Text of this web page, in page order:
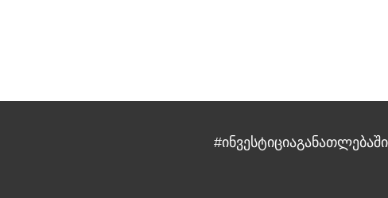
#ინვესტიციაგანათლებაში